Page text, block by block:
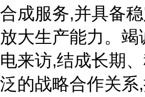
合成服务,并具备
放大生产能力。竭
电来访,结成长期
泛的战略合作关系